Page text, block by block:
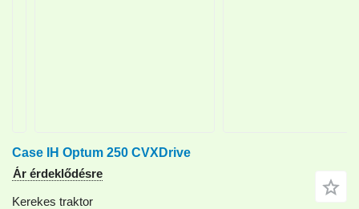
Case IH Optum 250 CVXDrive
Ár érdeklődésre
Kerekes traktor